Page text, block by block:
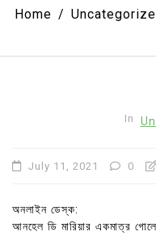
Home
In
July 11, 2021 0
অনলাইন ডেস্ক:
আনহেল ডি মারিয়ার একমাত্র